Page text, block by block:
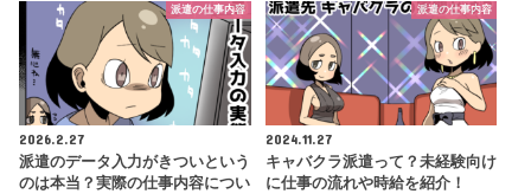
派遣の仕事内容
2026.2.27
派遣のデータ入力がきついという
のは本当？実際の仕事内容につい
派遣の仕事内容
2024.11.27
キャバクラ派遣って？未経験向け
に仕事の流れや時給を紹介！